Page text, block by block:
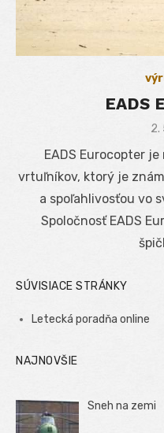
EADS
2.
EADS Eurocopter
vrtuľníkov, ktorý je
a spoľahlivosťou vo
Spoločnosť EADS
SÚVISIACE STRÁNKY
Letecká poradňa online
NAJNOVŠIE
Sneh na zemi